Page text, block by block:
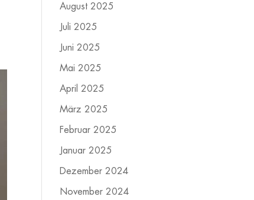
August 2025
Juli 2025
Juni 2025
Mai 2025
April 2025
März 2025
Februar 2025
Januar 2025
Dezember 2024
November 2024